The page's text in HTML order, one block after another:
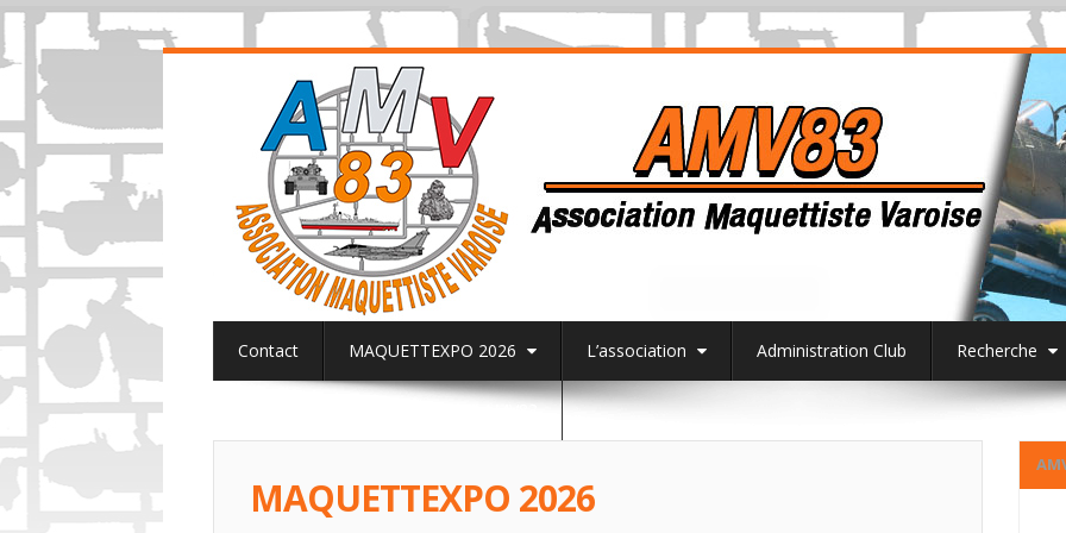
Contact MAQUETTEXPO 2026 L’association Administration Club Recherche
MAQUETTEXPO 2026